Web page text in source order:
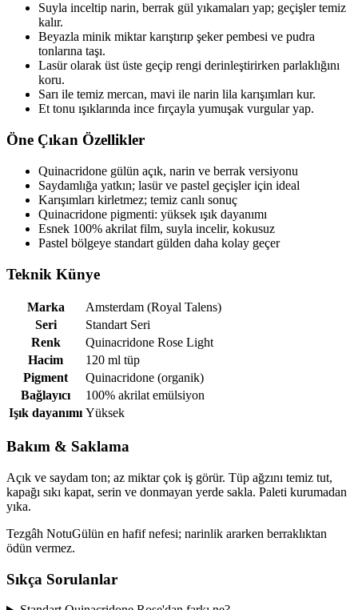
Suyla inceltip narin, berrak gül yıkamaları yap; geçişler temiz
kalır.
Beyazla minik miktar karıştırıp şeker pembesi ve pudra
tonlarına taşı.
Lasür olarak üst üste geçip rengi derinleştirirken parlaklığını
koru.
Sarı ile temiz mercan, mavi ile narin lila karışımları kur.
Et tonu ışıklarında ince fırçayla yumuşak vurgular yap.
Öne Çıkan Özellikler
Quinacridone gülün açık, narin ve berrak versiyonu
Saydamlığa yatkın; lasür ve pastel geçişler için ideal
Karışımları kirletmez; temiz canlı sonuç
Quinacridone pigmenti: yüksek ışık dayanımı
Esnek 100% akrilat film, suyla incelir, kokusuz
Pastel bölgeye standart gülden daha kolay geçer
Teknik Künye
Marka
Amsterdam (Royal Talens)
Seri
Standart Seri
Renk
Quinacridone Rose Light
Hacim
120 ml tüp
Pigment
Quinacridone (organik)
Bağlayıcı
100% akrilat emülsiyon
Işık dayanımı Yüksek
Bakım & Saklama
Açık ve saydam ton; az miktar çok iş görür. Tüp ağzını temiz tut,
kapağı sıkı kapat, serin ve donmayan yerde sakla. Paleti kurumadan
yıka.
Tezgâh NotuGülün en hafif nefesi; narinlik ararken berraklıktan
ödün vermez.
Sıkça Sorulanlar